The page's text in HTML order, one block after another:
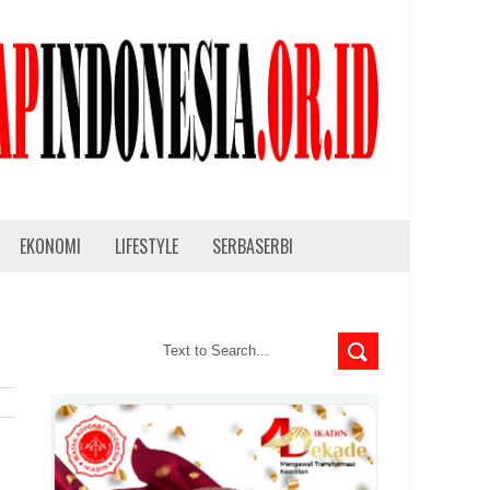
EKONOMI LIFESTYLE SERBASERBI